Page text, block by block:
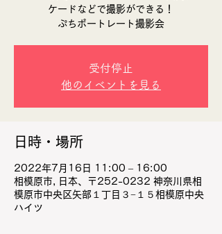
ケードなどで撮影ができる！
受付停止
他のイベントを見る
日時・場所
2022年7月16日 11:00 – 16:00
相模原市, 日本、〒252-0232 神奈川県相
模原市中央区矢部１丁目３−１５相模原中央
ハイツ